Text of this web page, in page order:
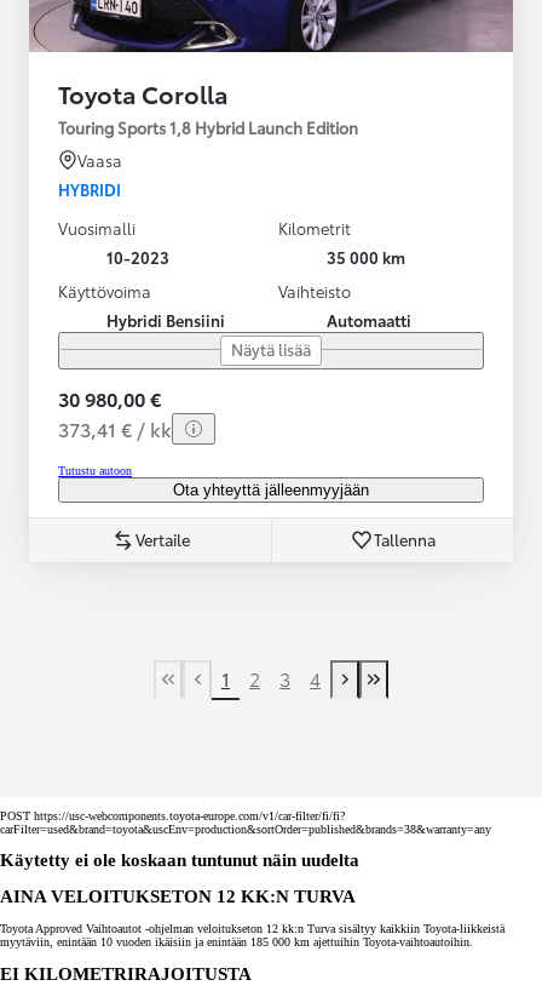
Toyota Corolla
Touring Sports 1,8 Hybrid Launch Edition
Vaasa
HYBRIDI
Vuosimalli
10-2023
Kilometrit
35 000 km
Käyttövoima
Hybridi Bensiini
Vaihteisto
Automaatti
Näytä lisää
30 980,00 €
373,41 € / kk
Tutustu autoon
Ota yhteyttä jälleenmyyjään
Vertaile Tallenna
First Page
Previous page
1 2 3 4
Next page
Last Page
POST https://usc-webcomponents.toyota-europe.com/v1/car-filter/fi/fi?
carFilter=used&brand=toyota&uscEnv=production&sortOrder=published&brands=38&warranty=any
Käytetty ei ole koskaan tuntunut näin uudelta
AINA VELOITUKSETON 12 KK:N TURVA
Toyota Approved Vaihtoautot -ohjelman veloitukseton 12 kk:n Turva sisältyy kaikkiin Toyota-liikkeistä
myytäviin, enintään 10 vuoden ikäisiin ja enintään 185 000 km ajettuihin Toyota-vaihtoautoihin.
EI KILOMETRIRAJOITUSTA